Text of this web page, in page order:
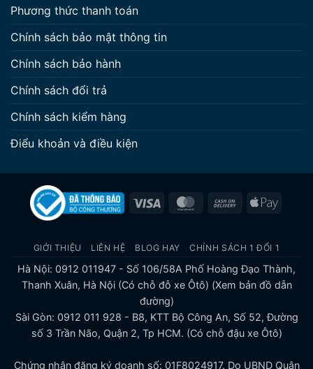
Phương thức thanh toán
Chính sách bảo mật thông tin
Chính sách bảo hành
Chính sách đổi trả
Chính sách kiểm hàng
Điểu khoản và điều kiện
Visa MasterCardCash
Apple
GIỚI THIỆU LIÊN HỆ BLOG HAY CHÍNH SÁCH 1 ĐỔI 1
Hà Nội: 0912 011947 - Số 106/58A Phố Hoàng Đạo Thành,
Thanh Xuân, Hà Nội (Có chỗ đỗ xe Ôtô) (Xem bản đồ dẫn
đường)
Sài Gòn: 0912 011 928 - B8, KTT Bộ Công An, Số 52, Đường
số 3 Trần Não, Quận 2, Tp HCM. (Có chỗ đậu xe Ôtô)
Chứng nhận đăng ký doanh số: 01F8024917. Do UBND Quận